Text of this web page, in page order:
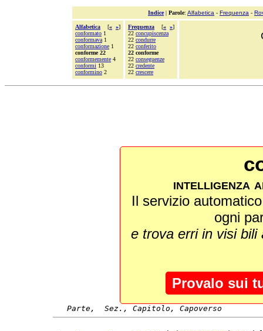
Indice| Parole: Alfabetica - Frequenza -
Alfabetica [« »]
conformato 1
conformava 1
conformazione 1
conforme 22
conformemente 4
conformi 13
conformino 2
Frequenza [« »]
22 concupiscenza
22 condurre
22 conferito
22 conforme
22 conseguenze
22 credente
22 crescere
intelligenza
Il servizio
ogni
e trova erri in visi
Provalo sui
Parte,  Sez., Capitolo, Capoverso